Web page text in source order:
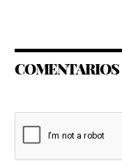
COMENTARIOS